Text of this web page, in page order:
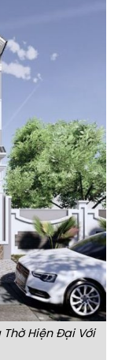
Thờ Hiện Đại Với